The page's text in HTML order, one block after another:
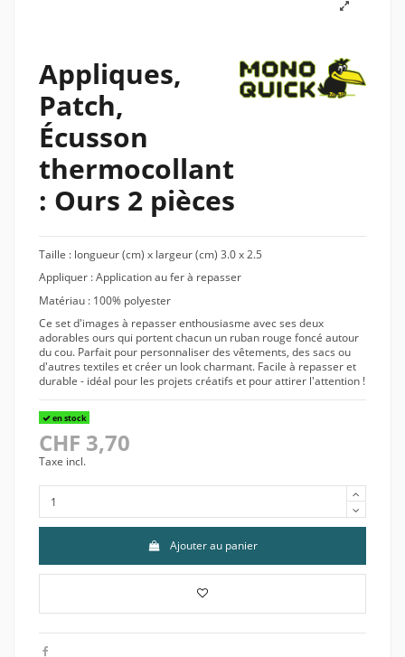
Appliques,
Patch,
Écusson
thermocollant
: Ours 2 pièces
Taille : longueur (cm) x largeur (cm) 3.0 x 2.5
Appliquer : Application au fer à repasser
Matériau : 100% polyester
Ce set d'images à repasser enthousiasme avec ses deux
adorables ours qui portent chacun un ruban rouge foncé autour
du cou. Parfait pour personnaliser des vêtements, des sacs ou
d'autres textiles et créer un look charmant. Facile à repasser et
durable - idéal pour les projets créatifs et pour attirer l'attention !
en stock
CHF 3,70
Taxe incl.
Ajouter au panier